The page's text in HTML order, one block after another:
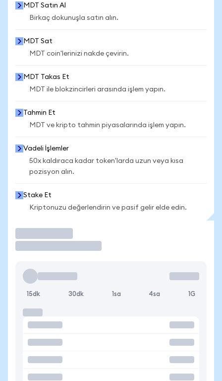
MDT Satın Al
Birkaç dokunuşla satın alın.
MDT Sat
MDT coin'lerinizi nakde çevirin.
MDT Takas Et
MDT ile blokzincirleri arasında işlem yapın.
Tahmin Et
MDT ve kripto tahmin piyasalarında işlem yapın.
Vadeli İşlemler
50x kaldıraca kadar token'larda uzun veya kısa
pozisyon alın.
Stake Et
Kriptonuzu değerlendirin ve pasif gelir elde edin.
15dk 30dk 1sa 4sa 1G